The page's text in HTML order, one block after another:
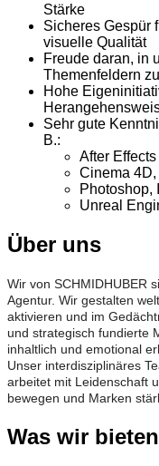
Stärke
Sicheres Gespür
visuelle Qualität
Freude daran, in
Themenfeldern
Hohe
Sehr gute
B.:
After Effects
Cinema
Photoshop,
Unreal
Über uns
Wir von SCHMIDHUBER
Agentur. Wir gestalten
aktivieren und im
und strategisch fundierte
inhaltlich und emotional
Unser interdisziplinäres
arbeitet mit Leidenschaft
bewegen und Marken
Was wir bieten